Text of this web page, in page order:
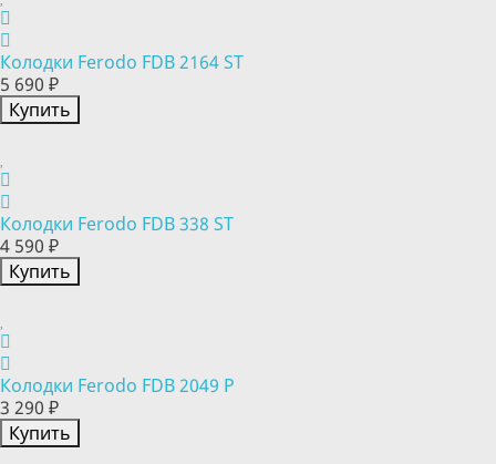
Колодки Ferodo FDB 2164 ST
5 690 ₽
Купить
Колодки Ferodo FDB 338 ST
4 590 ₽
Купить
Колодки Ferodo FDB 2049 P
3 290 ₽
Купить